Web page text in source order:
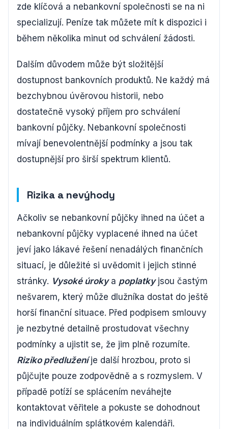
zde klíčová a nebankovní společnosti se na ni
specializují. Peníze tak můžete mít k dispozici i
během několika minut od schválení žádosti.
Dalším důvodem může být složitější
dostupnost bankovních produktů. Ne každý má
bezchybnou úvěrovou historii, nebo
dostatečně vysoký příjem pro schválení
bankovní půjčky. Nebankovní společnosti
mívají benevolentnější podmínky a jsou tak
dostupnější pro širší spektrum klientů.
Rizika a nevýhody
Ačkoliv se nebankovní půjčky ihned na účet a
nebankovní půjčky vyplacené ihned na účet
jeví jako lákavé řešení nenadálých finančních
situací, je důležité si uvědomit i jejich stinné
stránky. Vysoké úrokya poplatkyjsou častým
nešvarem, který může dlužníka dostat do ještě
horší finanční situace. Před podpisem smlouvy
je nezbytné detailně prostudovat všechny
podmínky a ujistit se, že jim plně rozumíte.
Riziko předluženíje další hrozbou, proto si
půjčujte pouze zodpovědně a s rozmyslem. V
případě potíží se splácením neváhejte
kontaktovat věřitele a pokuste se dohodnout
na individuálním splátkovém kalendáři.